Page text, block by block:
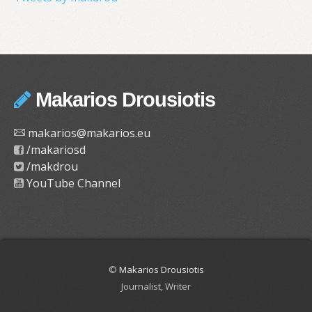
Makarios Drousiotis
makarios@makarios.eu
/makariosd
/makdrou
YouTube Channel
© Makarios Drousiotis
Journalist, Writer